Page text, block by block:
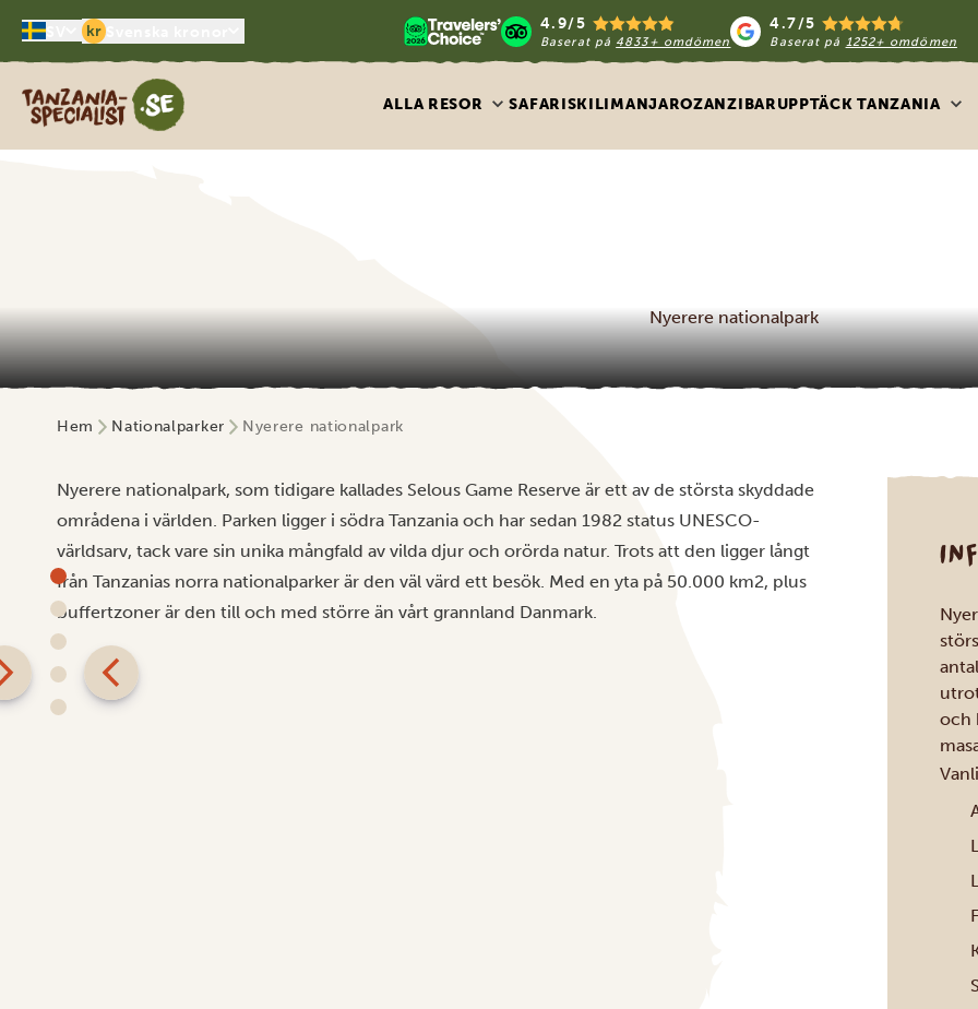
kr 4.9/5
Baserat på 4833+ omdömen
4.7/5
Baserat på 1252+ omdömen
Tanzania Specialist
ALLA RESOR SAFARISKILIMANJAROZANZIBARUPPTÄCK TANZANIA
Nyerere nationalpark
Hem Nationalparker Nyerere nationalpark
Nyerere nationalpark, som tidigare kallades Selous Game Reserve är ett av de största skyddade
områdena i världen. Parken ligger i södra Tanzania och har sedan 1982 status UNESCO-
världsarv, tack vare sin unika mångfald av vilda djur och orörda natur. Trots att den ligger långt
från Tanzanias norra nationalparker är den väl värd ett besök. Med en yta på 50.000 km2, plus
buffertzoner är den till och med större än vårt grannland Danmark.
och